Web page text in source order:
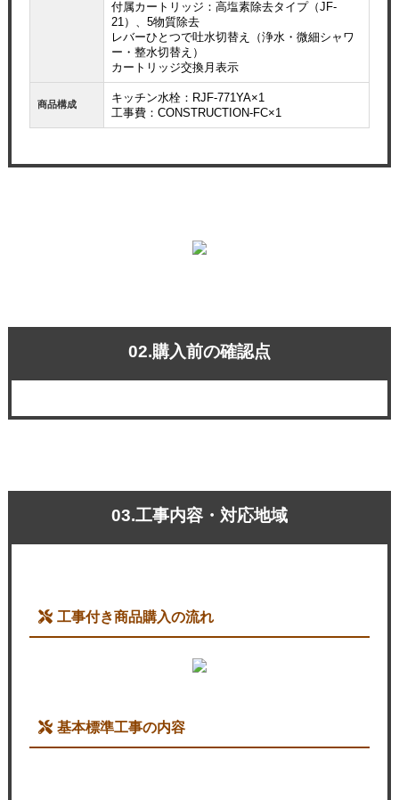
付属カートリッジ：高塩素除去タイプ（JF-
21）、5物質除去
レバーひとつで吐水切替え（浄水・微細シャワ
ー・整水切替え）
カートリッジ交換月表示
商品構成
キッチン水栓：RJF-771YA×1
工事費：CONSTRUCTION-FC×1
02.購入前の確認点
03.工事内容・対応地域
工事付き商品購入の流れ
基本標準工事の内容